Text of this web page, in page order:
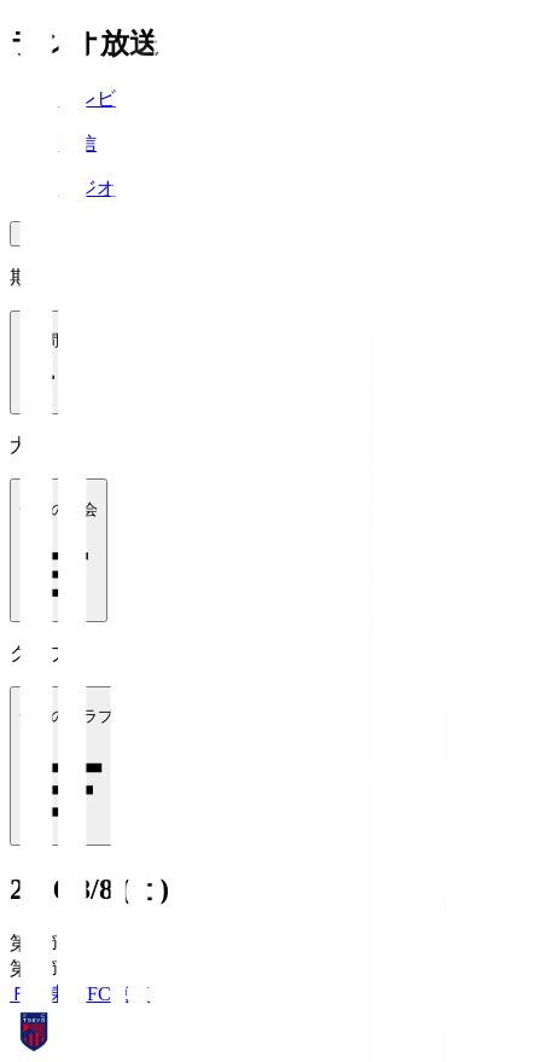
ラジオ放送
テレビ
配信
ラジオ
期間
1週間
大会
全ての大会
クラブ
全てのクラブ
2026/8/8 (土)
第1節
第1節
ＦＣ東京FC東京